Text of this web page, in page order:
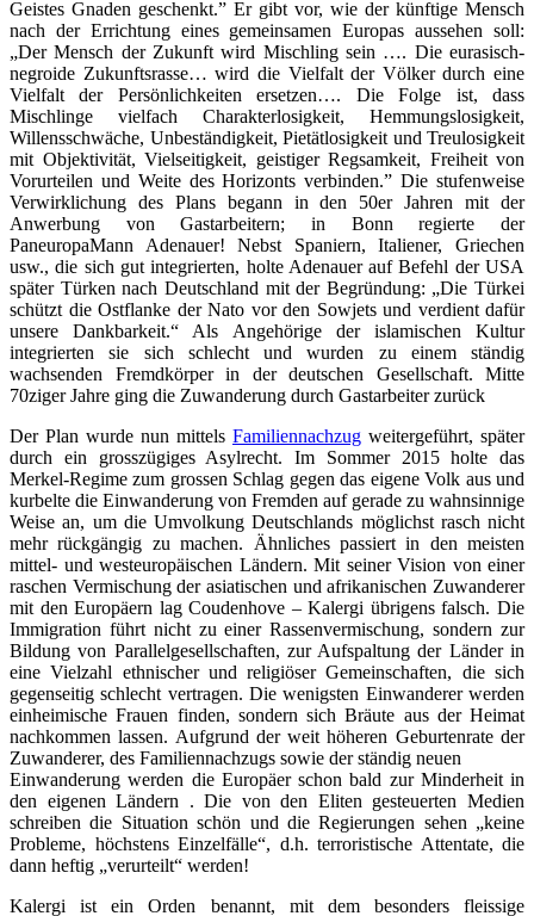
Geistes Gnaden geschenkt.” Er gibt vor, wie der künftige Mensch
nach der Errichtung eines gemeinsamen Europas aussehen soll:
„Der Mensch der Zukunft wird Mischling sein …. Die eurasisch-
negroide Zukunftsrasse… wird die Vielfalt der Völker durch eine
Vielfalt der Persönlichkeiten ersetzen…. Die Folge ist, dass
Mischlinge vielfach Charakterlosigkeit, Hemmungslosigkeit,
Willensschwäche, Unbeständigkeit, Pietätlosigkeit und Treulosigkeit
mit Objektivität, Vielseitigkeit, geistiger Regsamkeit, Freiheit von
Vorurteilen und Weite des Horizonts verbinden.” Die stufenweise
Verwirklichung des Plans begann in den 50er Jahren mit der
Anwerbung von Gastarbeitern; in Bonn regierte der
PaneuropaMann Adenauer! Nebst Spaniern, Italiener, Griechen
usw., die sich gut integrierten, holte Adenauer auf Befehl der USA
später Türken nach Deutschland mit der Begründung: „Die Türkei
schützt die Ostflanke der Nato vor den Sowjets und verdient dafür
unsere Dankbarkeit.“ Als Angehörige der islamischen Kultur
integrierten sie sich schlecht und wurden zu einem ständig
wachsenden Fremdkörper in der deutschen Gesellschaft. Mitte
70ziger Jahre ging die Zuwanderung durch Gastarbeiter zurück
Der Plan wurde nun mittels Familiennachzug weitergeführt, später
durch ein grosszügiges Asylrecht. Im Sommer 2015 holte das
Merkel-Regime zum grossen Schlag gegen das eigene Volk aus und
kurbelte die Einwanderung von Fremden auf gerade zu wahnsinnige
Weise an, um die Umvolkung Deutschlands möglichst rasch nicht
mehr rückgängig zu machen. Ähnliches passiert in den meisten
mittel- und westeuropäischen Ländern. Mit seiner Vision von einer
raschen Vermischung der asiatischen und afrikanischen Zuwanderer
mit den Europäern lag Coudenhove – Kalergi übrigens falsch. Die
Immigration führt nicht zu einer Rassenvermischung, sondern zur
Bildung von Parallelgesellschaften, zur Aufspaltung der Länder in
eine Vielzahl ethnischer und religiöser Gemeinschaften, die sich
gegenseitig schlecht vertragen. Die wenigsten Einwanderer werden
einheimische Frauen finden, sondern sich Bräute aus der Heimat
nachkommen lassen. Aufgrund der weit höheren Geburtenrate der
Zuwanderer, des Familiennachzugs sowie der ständig neuen
Einwanderung werden die Europäer schon bald zur Minderheit in
den eigenen Ländern . Die von den Eliten gesteuerten Medien
schreiben die Situation schön und die Regierungen sehen „keine
Probleme, höchstens Einzelfälle“, d.h. terroristische Attentate, die
dann heftig „verurteilt“ werden!
Kalergi ist ein Orden benannt, mit dem besonders fleissige